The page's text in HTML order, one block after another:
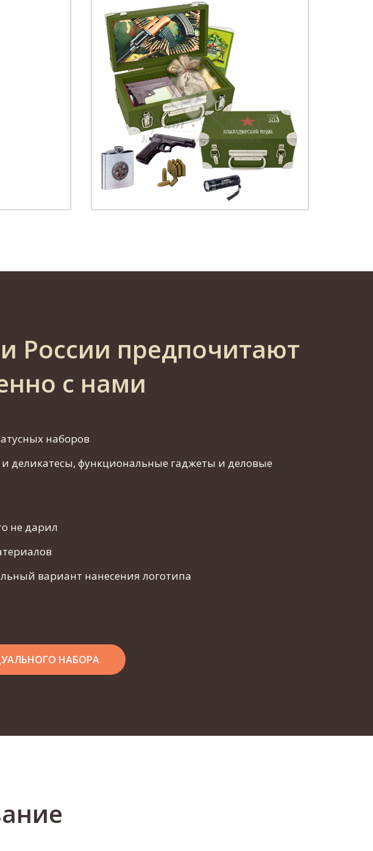
России предпочитают
с нами
наборов
деликатесы, функциональные гаджеты и деловые
не дарил
вариант нанесения логотипа
НАБОРА